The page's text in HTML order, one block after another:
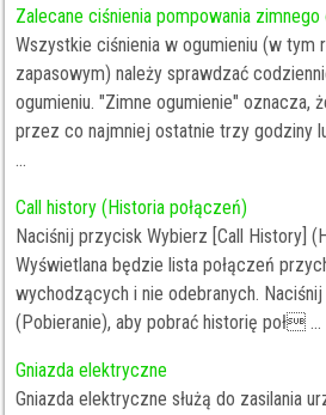
Zalecane ciśnienia pompowania zimnego
Wszystkie ciśnienia w ogumieniu (w tym
zapasowym) należy sprawdzać
ogumieniu. "Zimne ogumienie" oznacza,
przez co najmniej ostatnie trzy godziny
...
Call history (Historia połączeń)
Naciśnij przycisk Wybierz [Call History]
Wyświetlana będzie lista połączeń
wychodzących i nie odebranych.
(Pobieranie), aby pobrać historię poł ...
Gniazda elektryczne
Gniazda elektryczne służą do zasilania